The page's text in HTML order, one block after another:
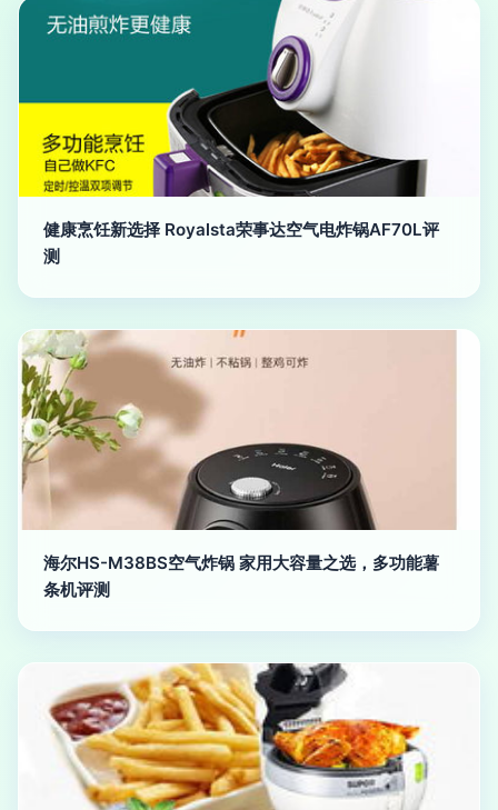
健康烹饪新选择 Royalsta荣事达空气电炸锅AF70L评
测
海尔HS-M38BS空气炸锅 家用大容量之选，多功能薯
条机评测